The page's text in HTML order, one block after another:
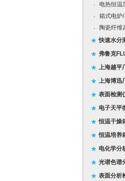
·
电热恒温
·
箱式电炉
·
陶瓷纤维
快速水分
弗鲁克
上海越平
上海博迅
表面检测
电子天平
恒温干燥
恒温培养
电化学分
光谱色谱
表面分析